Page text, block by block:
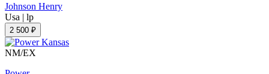
Johnson Henry
Usa | lp
2 500 ₽
NM/EX